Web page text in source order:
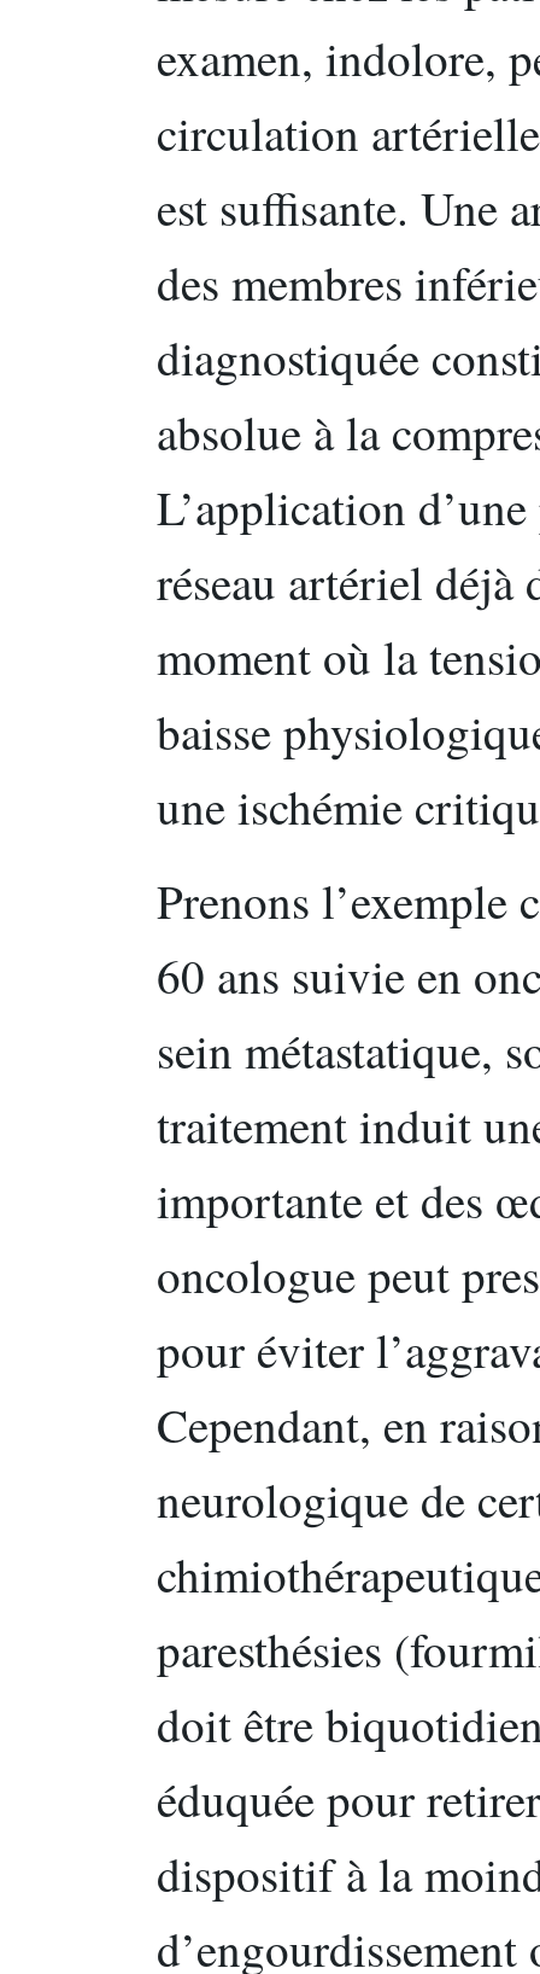
examen, indolore,
circulation
est suffisante. Une
des membres
diagnostiquée
absolue à la
L’application
réseau artériel
moment où la
baisse
une ischémie
Prenons l’exemple
60 ans suivie en
sein métastatique,
traitement induit
importante et des
oncologue peut
pour éviter
Cependant, en
neurologique de
paresthésies
doit être
éduquée pour
dispositif à la